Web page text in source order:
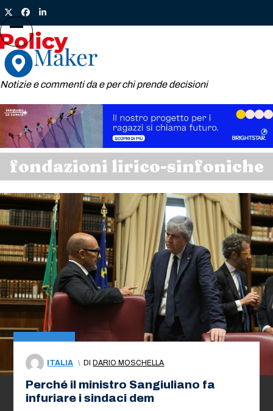
Skip
to
content
TwitterFacebook
LinkedIn
Notizie e commenti da e per chi prende decisioni
Open
mobile
menu
Close
mobile
menu
fondazioni lirico-sinfoniche
ITALIA \ DIDARIO MOSCHELLA
Perché il ministro Sangiuliano fa
infuriare i sindaci dem